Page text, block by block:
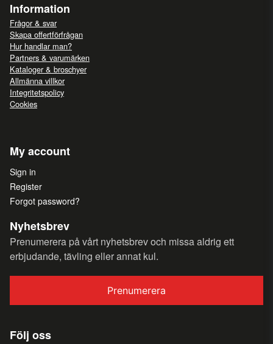
Information
Frågor & svar
Skapa offertförfrågan
Hur handlar man?
Partners & varumärken
Kataloger & broschyer
Allmänna villkor
Integritetspolicy
Cookies
My account
Sign in
Register
Forgot password?
Nyhetsbrev
Prenumerera på vårt nyhetsbrev och missa aldrig ett
erbjudande, tävling eller annat kul.
Prenumerera
Följ oss